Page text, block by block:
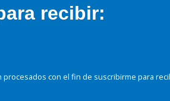
recibir:
con el fin de suscribirme para